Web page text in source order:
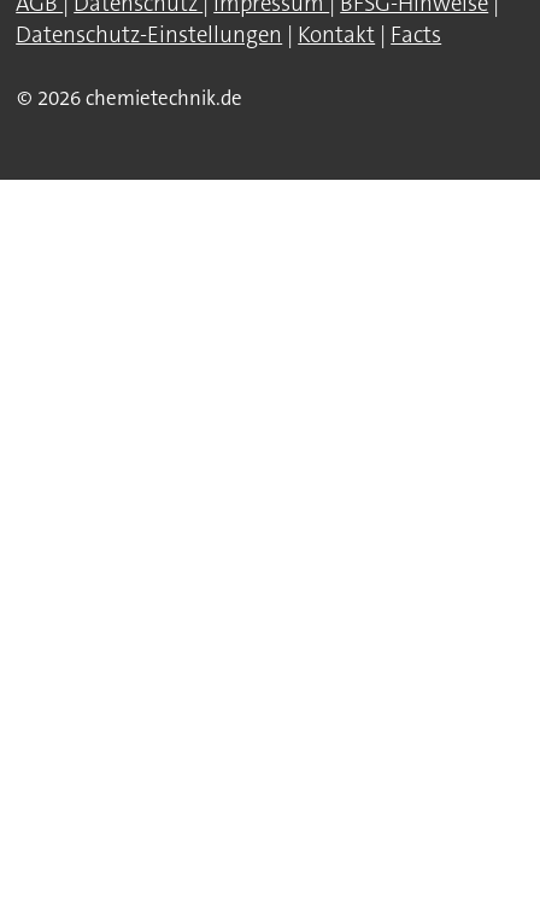
Datenschutz-Einstellungen | Kontakt | Facts
© 2026 chemietechnik.de